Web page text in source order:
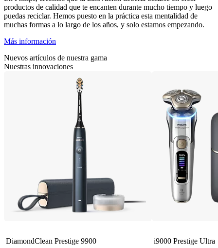
productos de calidad que te encanten durante mucho tiempo y luego
puedas reciclar. Hemos puesto en la práctica esta mentalidad de
muchas formas a lo largo de los años, y solo estamos empezando.
Más información
Nuevos artículos de nuestra gama
Nuestras innovaciones
DiamondClean Prestige 9900
i9000 Prestige Ultra